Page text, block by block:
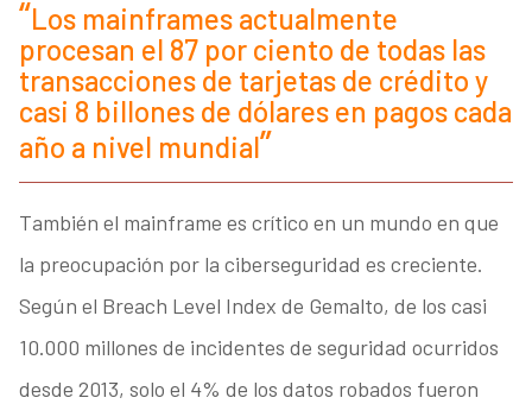
Los mainframes actualmente
procesan el 87 por ciento de todas las
transacciones de tarjetas de crédito y
casi 8 billones de dólares en pagos cada
año a nivel mundial
También el mainframe es crítico en un mundo en que
la preocupación por la ciberseguridad es creciente.
Según el Breach Level Index de Gemalto, de los casi
10.000 millones de incidentes de seguridad ocurridos
desde 2013, solo el 4% de los datos robados fueron